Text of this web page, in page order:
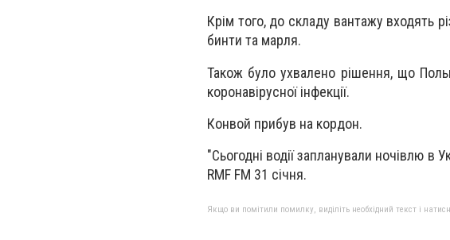
Крім того, до складу вантажу входять
бинти та марля.
Також було ухвалено рішення, що
коронавірусної інфекції.
Конвой прибув на кордон.
"Сьогодні водії запланували ночівлю в
RMF FM 31 січня.
Якщо ви помітили помилку, виділіть необхідний текст і